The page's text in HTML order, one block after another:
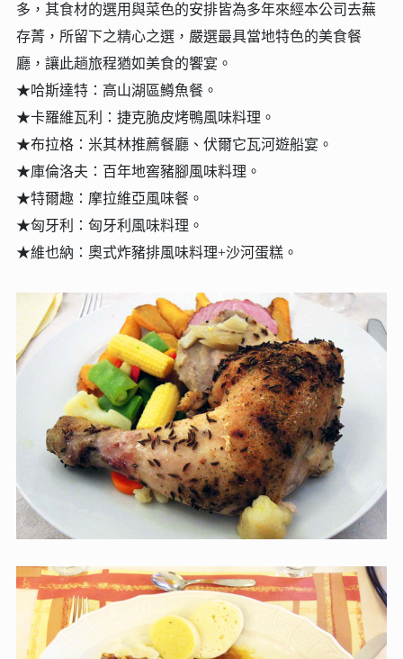
多，其食材的選用與菜色的安排皆為多年來經本公司去蕪
存菁，所留下之精心之選，嚴選最具當地特色的美食餐
廳，讓此趟旅程猶如美食的饗宴。
★哈斯達特：高山湖區鱒魚餐。
★卡羅維瓦利：捷克脆皮烤鴨風味料理 。
★布拉格：米其林推薦餐廳、伏爾它瓦河遊船宴。
★庫倫洛夫：百年地窖豬腳風味料理。
★特爾趣：摩拉維亞風味餐。
★匈牙利：匈牙利風味料理。
★維也納：奧式炸豬排風味料理+沙河蛋糕。